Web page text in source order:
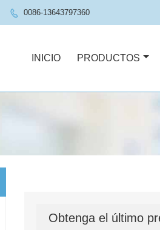
 0086-13643797360
INICIO PRODUCTOS
Obtenga el último